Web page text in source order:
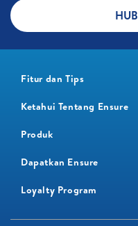
Fitur dan Tips
Ketahui Tentang Ensure
Produk
Dapatkan Ensure
Loyalty Program​